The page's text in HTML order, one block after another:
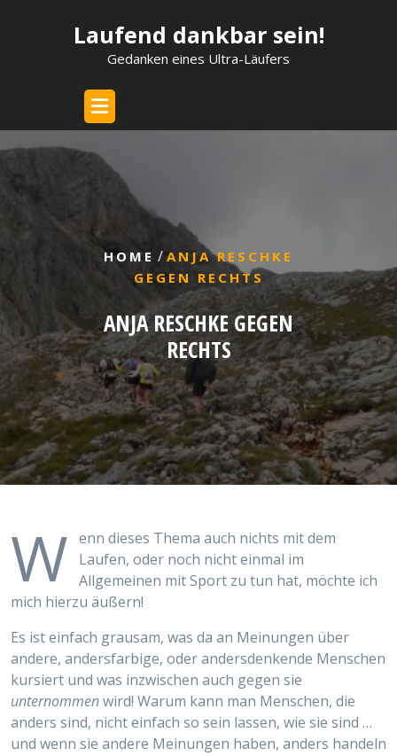
Laufend dankbar sein!
Gedanken eines Ultra-Läufers
HOME / ANJA RESCHKE
GEGEN RECHTS
ANJA RESCHKE GEGEN
RECHTS
W enn dieses Thema auch nichts mit dem
Laufen, oder noch nicht einmal im
Allgemeinen mit Sport zu tun hat, möchte ich
mich hierzu äußern!
Es ist einfach grausam, was da an Meinungen über
andere, andersfarbige, oder andersdenkende Menschen
kursiert und was inzwischen auch gegen sie
unternommenwird! Warum kann man Menschen, die
anders sind, nicht einfach so sein lassen, wie sie sind …
und wenn sie andere Meinungen haben, anders handeln